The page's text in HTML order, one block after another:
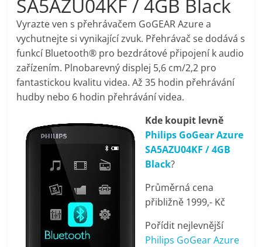
pračky,
televize,
notebooky,
mobilní
telefony,
kávovary,
bazény
SA5AZU04KF / 4GB Black
Vyrazte ven s přehrávačem GoGEAR Azure a
vychutnejte si vynikající zvuk. Přehrávač se dodává s
funkcí Bluetooth® pro bezdrátové připojení k audio
zařízením. Plnobarevný displej 5,6 cm/2,2 pro
fantastickou kvalitu videa. Až 35 hodin přehrávání
hudby nebo 6 hodin přehrávání videa.
Kde koupit levně
Philips GoGear Azure
SA5AZU04KF / 4GB
Black?
Průměrná cena
přibližně 1999,- Kč
Pořídit nejlevnější
Philips GoGear Azure